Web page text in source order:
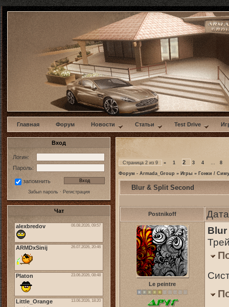
w
Главная Форум Новости Статьи Test Drive
Вход
Логин:
Пароль:
запомнить
Забыл пароль· Регистрация
Чат
Страница 2 из 9 « 1 2 3 4 … 8
Форум - Armada_Group » Игры » Гонки /
Blur & Split Second
Postnikoff
Le peintre
Blur